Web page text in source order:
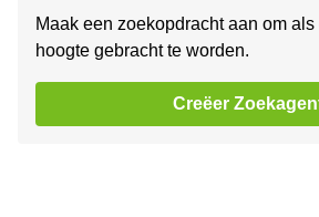
Maak een zoekopdracht aan om
hoogte gebracht te worden.
Creëer